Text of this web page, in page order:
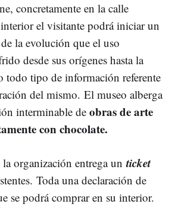
concretamente en la calle
el visitante podrá iniciar un
la evolución que el uso
desde sus orígenes hasta la
todo tipo de información referente
del mismo. El museo alberga
interminable de obras de arte
con chocolate.
organización entrega unticket
Toda una declaración de
se podrá comprar en su interior.